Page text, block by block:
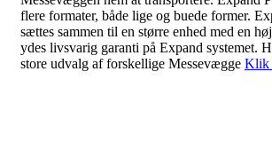
flere formater, både lige og buede former.
sættes sammen til en større enhed med en
ydes livsvarig garanti på Expand systemet.
store udvalg af forskellige Messevægge Klik